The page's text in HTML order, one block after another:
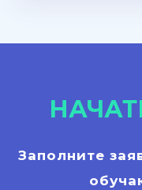
Заполните